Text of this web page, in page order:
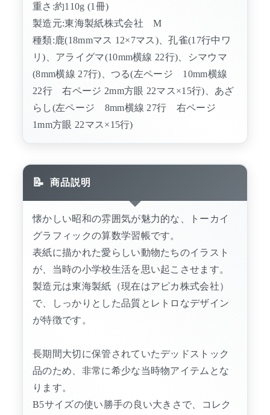
重さ:約110g (1冊)
製造元:東海製紙株式会社 M
種類:鹿(18mmマス 12×7マス)、孔雀(17行中ワ
リ)、アライグマ(10mm横線 22行)、シマウマ
(8mm横線 27行)、つる(左ページ 10mm横線
22行 右ページ 2mm方眼 22マス×15行)、あざ
らし(左ページ 8mm横線 27行 右ページ
1mm方眼 22マス×15行)
商品説明
懐かしい昭和の雰囲気が魅力的な、トーカイ
グラフィックの算数学習帳です。
表紙に描かれた愛らしい動物たちのイラスト
が、当時の小学校生活を思い起こさせます。
製造元は東海製紙（現在はアピカ株式会社）
で、しっかりとした品質とレトロなデザイン
が特徴です。
長期間大切に保管されていたデッドストック
品のため、非常に希少な当時物アイテムとな
ります。
B5サイズの使い勝手の良い大きさで、コレク